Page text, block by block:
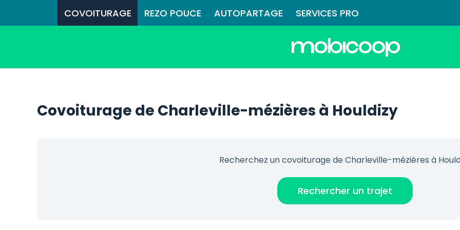
COVOITURAGE REZO POUCE AUTOPARTAGE SERVICES PRO
Covoiturage de Charleville-mézières à Houldizy
Recherchez un covoiturage de Charleville-mézières à
Rechercher un trajet